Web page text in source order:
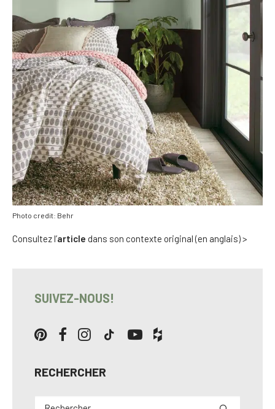
Photo credit: Behr
Consultez l’article dans son contexte original (en anglais) >
SUIVEZ-NOUS!
RECHERCHER